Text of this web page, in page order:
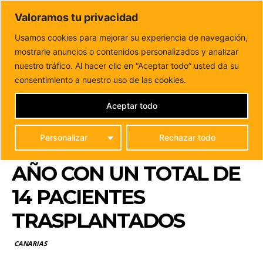
Valoramos tu privacidad
Usamos cookies para mejorar su experiencia de navegación,
mostrarle anuncios o contenidos personalizados y analizar
nuestro tráfico. Al hacer clic en “Aceptar todo” usted da su
consentimiento a nuestro uso de las cookies.
Personalizar Rechazar todo
Aceptar todo
DUNAS FM
Tu informacion de forma cercana
Inicio CANARIAS
El programa regional de trasplantes de
pulmón cumple un año con un...
EL PROGRAMA
REGIONAL DE
TRASPLANTES DE
PULMÓN CUMPLE UN
AÑO CON UN TOTAL DE
14 PACIENTES
TRASPLANTADOS
CANARIAS